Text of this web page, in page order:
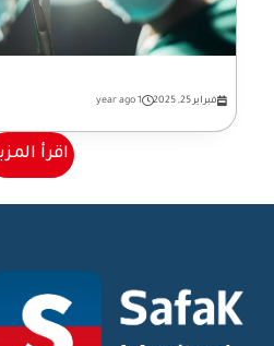
فبراير 25, 2025 1 year ago
اقرأ